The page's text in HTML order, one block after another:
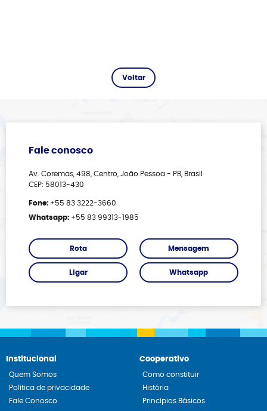
Fale conosco
Av. Coremas, 498, Centro, João Pessoa - PB, Brasil
CEP: 58013-430
Fone:+55 83 3222-3660
Whatsapp:+55 83 99313-1985
Rota Mensagem
Ligar Whatsapp
Institucional
Quem Somos
Política de privacidade
Fale Conosco
Cooperativo
Como constituir
História
Princípios Básicos